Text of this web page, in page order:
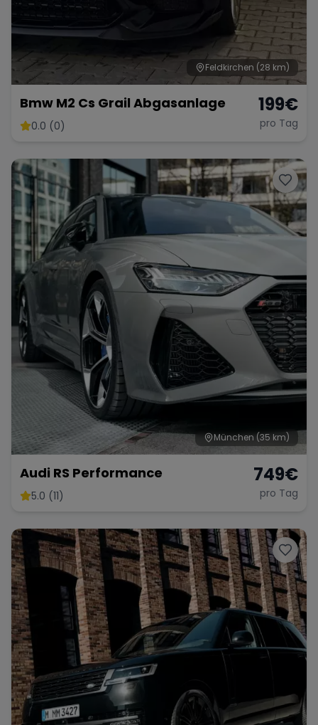
Feldkirchen (28 km)
Bmw M2 Cs Grail Abgasanlage
0.0 (0)
199€
pro Tag
München (35 km)
Audi RS Performance
5.0 (11)
749€
pro Tag